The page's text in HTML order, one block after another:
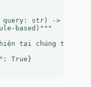
str) ->
based)"""
tại chúng tôi
True}